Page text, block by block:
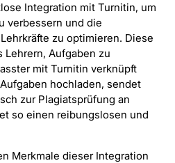
Integration mit Turnitin, um
verbessern und die
zu optimieren. Diese
Aufgaben zu
mit Turnitin verknüpft
hochladen, sendet
zur Plagiatsprüfung an
so einen reibungslosen und
Merkmale dieser Integration